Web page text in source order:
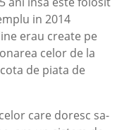
in 2014
erau create pe
celor de la
de piata de
care doresc sa-